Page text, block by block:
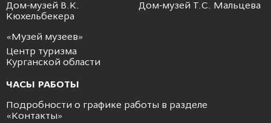
Дом-музей В.К.
Кюхельбекера
Дом-музей Т.С. Мальцева
«Музей музеев»
Центр туризма
Курганской области
ЧАСЫ РАБОТЫ
Подробности о графике работы в разделе
« Контакты»